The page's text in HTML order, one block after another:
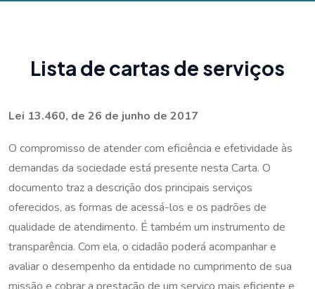
Lista de cartas de serviços
Lei 13.460, de 26 de junho de 2017
O compromisso de atender com eficiência e efetividade às
demandas da sociedade está presente nesta Carta. O
documento traz a descrição dos principais serviços
oferecidos, as formas de acessá-los e os padrões de
qualidade de atendimento. É também um instrumento de
transparência. Com ela, o cidadão poderá acompanhar e
avaliar o desempenho da entidade no cumprimento de sua